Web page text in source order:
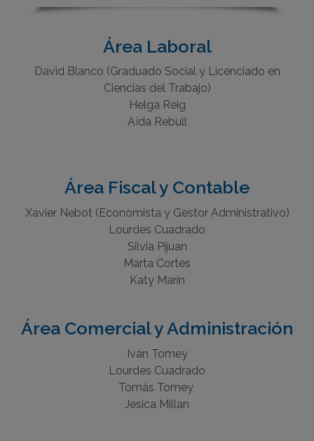
Área Laboral
David Blanco (Graduado Social y Licenciado en
Ciencias del Trabajo)
Helga Reig
Aïda Rebull
Área Fiscal y Contable
Xavier Nebot (Economista y Gestor Administrativo)
Lourdes Cuadrado
Silvia Pijuan
Marta Cortes
Katy Marín
Área Comercial y Administración
Iván Tomey
Lourdes Cuadrado
Tomás Tomey
Jesica Millan